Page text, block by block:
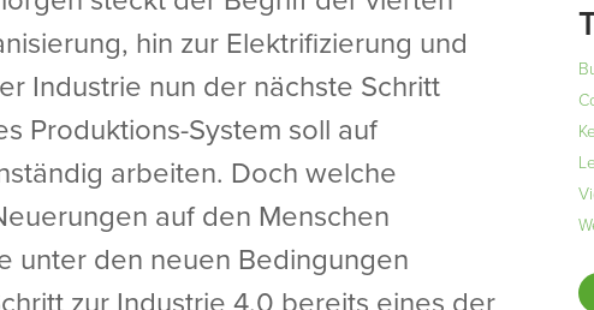
hin zur Elektrifizierung und
Industrie nun der nächste Schritt
Produktions-System soll auf
arbeiten. Doch welche
auf den Menschen
unter den neuen Bedingungen